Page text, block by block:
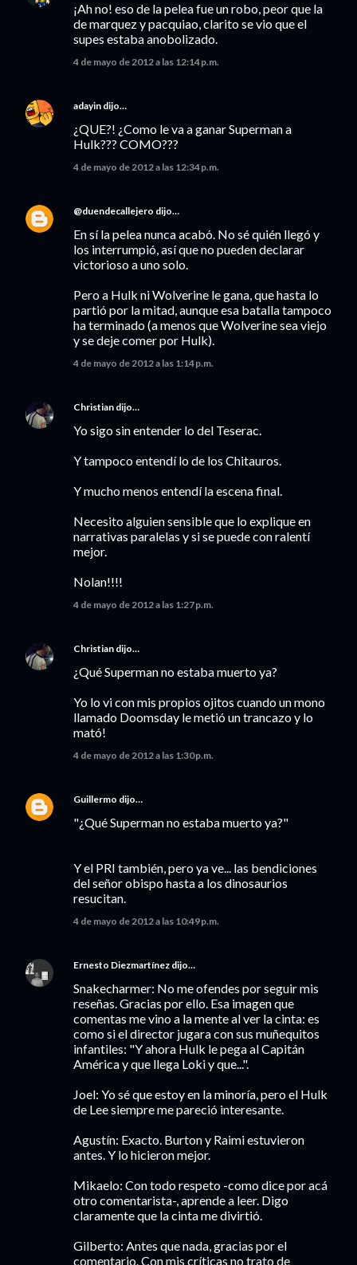
¡Ah no! eso de la pelea fue un robo, peor que la
de marquez y pacquiao, clarito se vio que el
supes estaba anobolizado.
4 de mayo de 2012 a las 12:14 p.m.
adayin dijo…
¿QUE?! ¿Como le va a ganar Superman a
Hulk??? COMO???
4 de mayo de 2012 a las 12:34 p.m.
@duendecallejero dijo…
En sí la pelea nunca acabó. No sé quién llegó y
los interrumpió, así que no pueden declarar
victorioso a uno solo.
Pero a Hulk ni Wolverine le gana, que hasta lo
partió por la mitad, aunque esa batalla tampoco
ha terminado (a menos que Wolverine sea viejo
y se deje comer por Hulk).
4 de mayo de 2012 a las 1:14 p.m.
Christian dijo…
Yo sigo sin entender lo del Teserac.
Y tampoco entendí lo de los Chitauros.
Y mucho menos entendí la escena final.
Necesito alguien sensible que lo explique en
narrativas paralelas y si se puede con ralentí
mejor.
Nolan!!!!
4 de mayo de 2012 a las 1:27 p.m.
Christian dijo…
¿Qué Superman no estaba muerto ya?
Yo lo vi con mis propios ojitos cuando un mono
llamado Doomsday le metió un trancazo y lo
mató!
4 de mayo de 2012 a las 1:30 p.m.
Guillermo dijo…
"¿Qué Superman no estaba muerto ya?"
Y el PRI también, pero ya ve... las bendiciones
del señor obispo hasta a los dinosaurios
resucitan.
4 de mayo de 2012 a las 10:49 p.m.
Ernesto Diezmartínez dijo…
Snakecharmer: No me ofendes por seguir mis
reseñas. Gracias por ello. Esa imagen que
comentas me vino a la mente al ver la cinta: es
como si el director jugara con sus muñequitos
infantiles: "Y ahora Hulk le pega al Capitán
América y que llega Loki y que...".
Joel: Yo sé que estoy en la minoría, pero el Hulk
de Lee siempre me pareció interesante.
Agustín: Exacto. Burton y Raimi estuvieron
antes. Y lo hicieron mejor.
Mikaelo: Con todo respeto -como dice por acá
otro comentarista-, aprende a leer. Digo
claramente que la cinta me divirtió.
Gilberto: Antes que nada, gracias por el
comentario. Con mis críticas no trato de